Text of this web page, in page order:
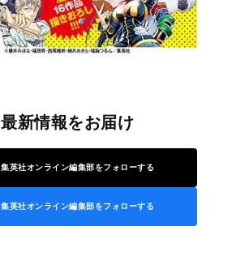
最新情報をお届け
集英社オンライン編集部をフォローする
集英社オンライン編集部をフォローする